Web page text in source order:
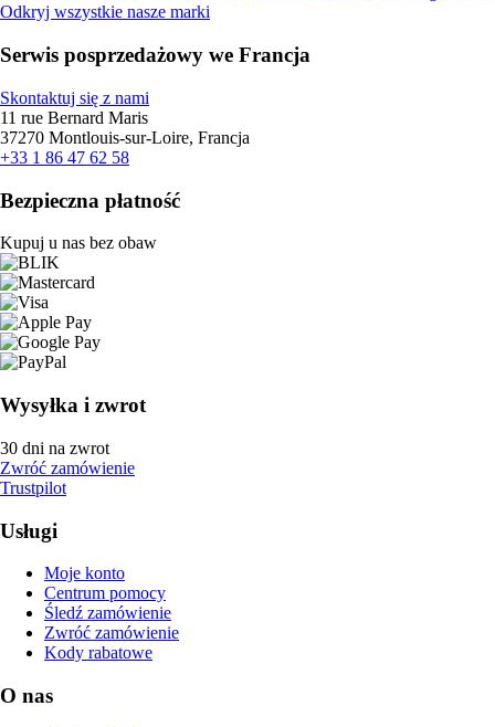
Odkryj wszystkie nasze marki
Serwis posprzedażowy we Francja
Skontaktuj się z nami
11 rue Bernard Maris
37270 Montlouis-sur-Loire, Francja
+33 1 86 47 62 58
Bezpieczna płatność
Kupuj u nas bez obaw
Wysyłka i zwrot
30 dni na zwrot
Zwróć zamówienie
Trustpilot
Usługi
Moje konto
Centrum pomocy
Śledź zamówienie
Zwróć zamówienie
Kody rabatowe
O nas